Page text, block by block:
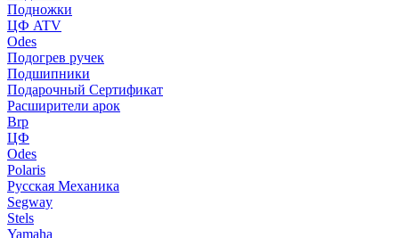
Подножки
ЦФ ATV
Odes
Подогрев ручек
Подшипники
Подарочный Сертификат
Расширители арок
Brp
ЦФ
Odes
Polaris
Русская Механика
Segway
Stels
Yamaha